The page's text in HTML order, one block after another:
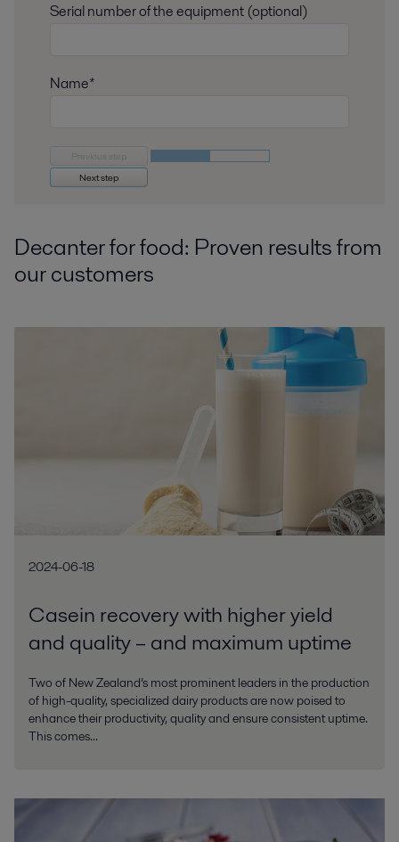
Serial number of the equipment (optional)
Name*
Next step
Decanter for food: Proven results from
our customers
2024-06-18
Casein recovery with higher yield
and quality – and maximum uptime
Two of New Zealand’s most prominent leaders in the production
of high-quality, specialized dairy products are now poised to
enhance their productivity, quality and ensure consistent uptime.
This comes...